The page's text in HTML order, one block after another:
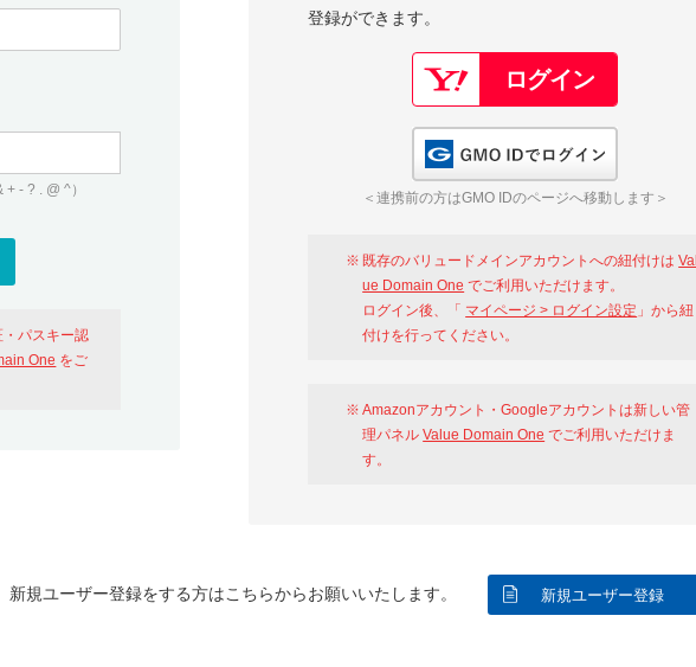
- ? . @ ^）
・パスキー認
One をご
登録ができます。
＜連携前の方はGMO IDのページへ移動します＞
既存のバリュードメインアカウントへの紐付けはVal
ue Domain One でご利用いただけます。
ログイン後、「 マイページ > ログイン設定 」から紐
付けを行ってください。
Amazonアカウント・Googleアカウントは新しい管
理パネルValue Domain One でご利用いただけま
す。
規ユーザー登録をする方はこちらからお願いいたします。 新規ユーザー登録